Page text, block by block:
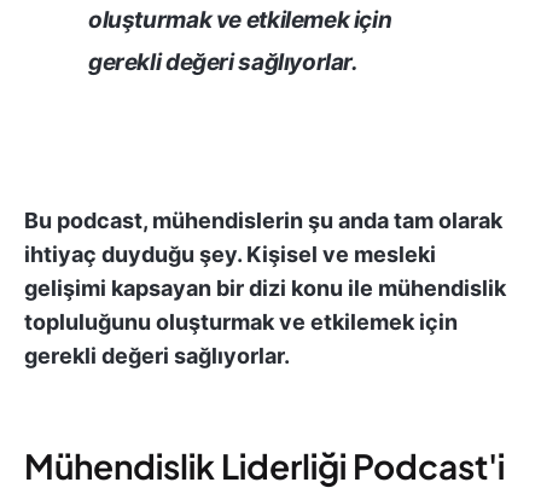
oluşturmak ve etkilemek için
gerekli değeri sağlıyorlar.
Bu podcast, mühendislerin şu anda tam olarak
ihtiyaç duyduğu şey. Kişisel ve mesleki
gelişimi kapsayan bir dizi konu ile mühendislik
topluluğunu oluşturmak ve etkilemek için
gerekli değeri sağlıyorlar.
Mühendislik Liderliği Podcast'i